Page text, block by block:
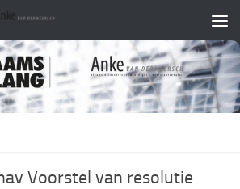
Voorstel van resolutie